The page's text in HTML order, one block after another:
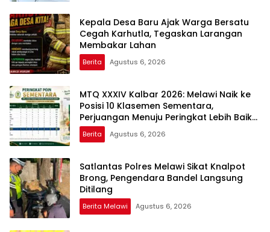
Kepala Desa Baru Ajak Warga Bersatu
Cegah Karhutla, Tegaskan Larangan
Membakar Lahan
Berita Agustus 6, 2026
MTQ XXXIV Kalbar 2026: Melawi Naik ke
Posisi 10 Klasemen Sementara,
Perjuangan Menuju Peringkat Lebih Baik
Berlanjut
Berita Agustus 6, 2026
Satlantas Polres Melawi Sikat Knalpot
Brong, Pengendara Bandel Langsung
Ditilang
Berita Melawi Agustus 6, 2026